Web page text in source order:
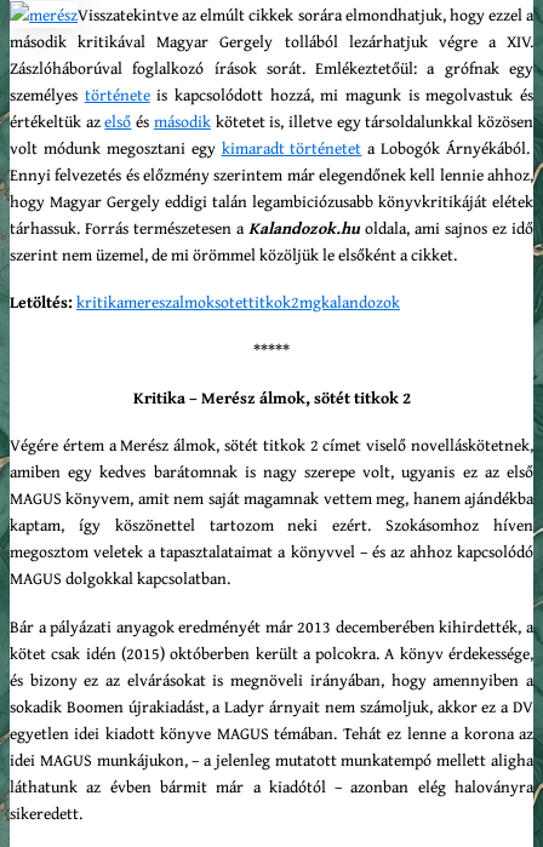
Visszatekintve az elmúlt cikkek sorára elmondhatjuk, hogy ezzel a
második kritikával Magyar Gergely tollából lezárhatjuk végre a XIV.
Zászlóháborúval foglalkozó írások sorát. Emlékeztetőül: a grófnak egy
személyes történeteis kapcsolódott hozzá, mi magunk is megolvastuk és
értékeltük azelső és másodikkötetet is, illetve egy társoldalunkkal közösen
volt módunk megosztani egy kimaradt történetet a Lobogók Árnyékából.
Ennyi felvezetés és előzmény szerintem már elegendőnek kell lennie ahhoz,
hogy Magyar Gergely eddigi talán legambiciózusabb könyvkritikáját elétek
tárhassuk. Forrás természetesen aKalandozok.huoldala, ami sajnos ez idő
szerint nem üzemel, de mi örömmel közöljük le elsőként a cikket.
Letöltés:kritikamereszalmoksotettitkok2mgkalandozok
*****
Kritika – Merész álmok, sötét titkok 2
Végére értem a Merész álmok, sötét titkok 2 címet viselő novelláskötetnek,
amiben egy kedves barátomnak is nagy szerepe volt, ugyanis ez az első
MAGUS könyvem, amit nem saját magamnak vettem meg, hanem ajándékba
kaptam, így köszönettel tartozom neki ezért. Szokásomhoz híven
megosztom veletek a tapasztalataimat a könyvvel – és az ahhoz kapcsolódó
MAGUS dolgokkal kapcsolatban.
Bár a pályázati anyagok eredményét már 2013 decemberében kihirdették, a
kötet csak idén (2015) októberben került a polcokra. A könyv érdekessége,
és bizony ez az elvárásokat is megnöveli irányában, hogy amennyiben a
sokadik Boomen újrakiadást, a Ladyr árnyait nem számoljuk, akkor ez a DV
egyetlen idei kiadott könyve MAGUS témában. Tehát ez lenne a korona az
idei MAGUS munkájukon, – a jelenleg mutatott munkatempó mellett aligha
láthatunk az évben bármit már a kiadótól – azonban elég haloványra
sikeredett.